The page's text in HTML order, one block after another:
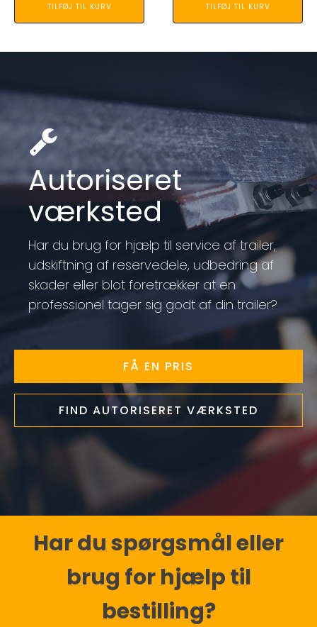
TILFØJ TIL KURV TILFØJ TIL KURV
Autoriseret
værksted
Har du brug for hjælp til service af trailer,
udskiftning af reservedele, udbedring af
skader eller blot foretrækker at en
professionel tager sig godt af din trailer?
FÅ EN PRIS
FIND AUTORISERET VÆRKSTED
Har du spørgsmål eller
brug for hjælp til
bestilling?